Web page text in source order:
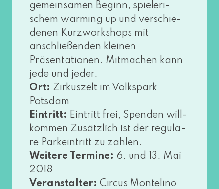
gemein­sa­men Beginn, spie­le­ri­
schem warm­ing up und ver­schie­
de­nen Kurzworkshops mit
anschlie­ßen­den klei­nen
Präsentationen. Mitmachen kann
jede und jeder.
Ort: Zirkuszelt im Volkspark
Potsdam
Eintritt: Eintritt frei, Spenden will­
kom­men Zusätzlich ist der regu­lä­
re Parkeintritt zu zah­len.
Weitere Termine: 6. und 13. Mai
2018
Veranstalter: Circus Montelino